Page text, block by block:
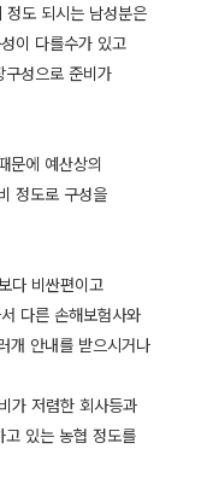
도 되시는 남성분은
이 다를수가 있고
구성으로 준비가
문에 예산상의
정도로 구성을
다 비싼편이고
다른 손해보험사와
개 안내를 받으시거나
가 저렴한 회사등과
고 있는 농협 정도를